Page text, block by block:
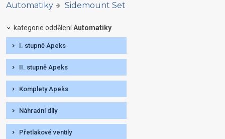
Automatiky Sidemount Set
kategorie odděleníAutomatiky
I. stupně Apeks
II. stupně Apeks
Komplety Apeks
Náhradní díly
Přetlakové ventily